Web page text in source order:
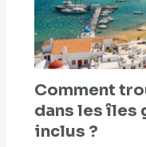
Comment
dans les îles
inclus ?